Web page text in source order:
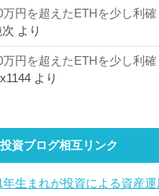
万円を超えたETHを少し利確
より
万円を超えたETHを少し利確
より
投資ブログ相互リンク
年生まれが投資による資産